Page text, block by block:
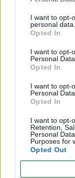
I want to opt-
personal data.
Opted In
I want to opt-
Personal Data.
Opted In
I want to opt-
Personal
Opted In
I want to opt-
Retention,
Personal
Purposes for
Opted Out
Lucía,
herramienta